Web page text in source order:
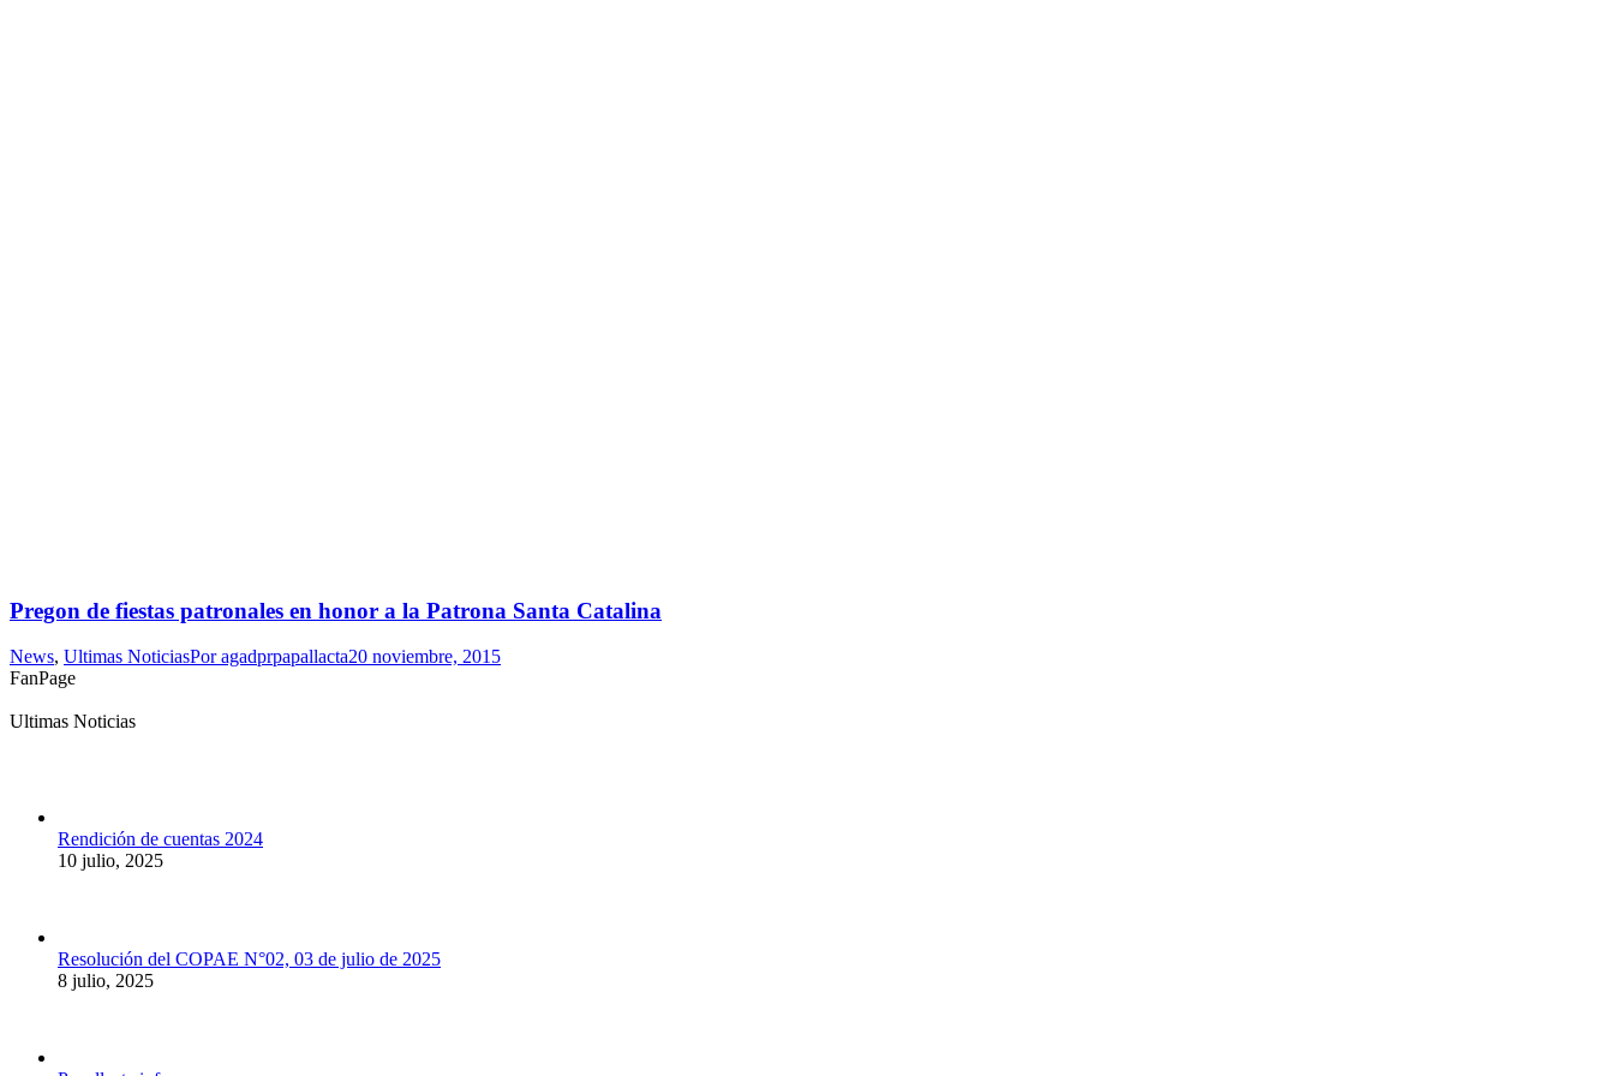
Pregon de fiestas patronales en honor a la Patrona Santa Catalina
News, Ultimas NoticiasPoragadprpapallacta20 noviembre, 2015
FanPage
Ultimas Noticias
Rendición de cuentas 2024
10 julio, 2025
Resolución del COPAE N°02, 03 de julio de 2025
8 julio, 2025